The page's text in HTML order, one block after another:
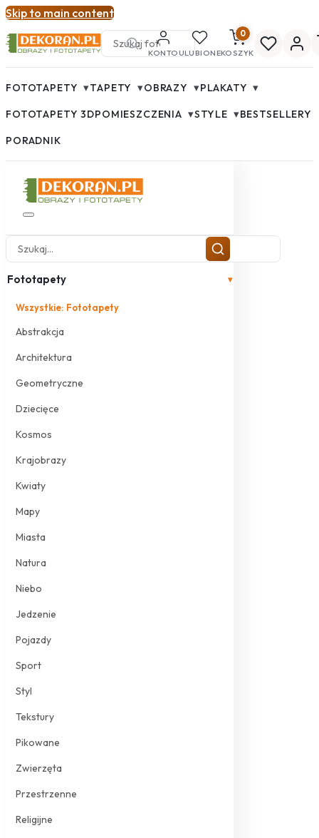
Skip to main content
KONTOULUBIONE
0
KOSZYK
FOTOTAPETY ▾TAPETY ▾OBRAZY ▾PLAKATY ▾
FOTOTAPETY 3DPOMIESZCZENIA ▾STYLE ▾BESTSELLERY
PORADNIK
Fototapety ▾
Wszystkie: Fototapety
Abstrakcja
Architektura
Geometryczne
Dziecięce
Kosmos
Krajobrazy
Kwiaty
Mapy
Miasta
Natura
Niebo
Jedzenie
Pojazdy
Sport
Styl
Tekstury
Pikowane
Zwierzęta
Przestrzenne
Religijne